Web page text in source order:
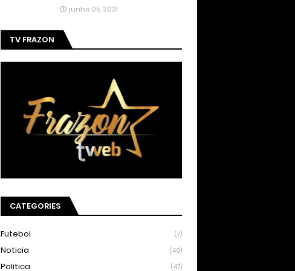
junho 05, 2021
TV FRAZON
CATEGORIES
Futebol (7)
Noticia (40)
Politica (47)